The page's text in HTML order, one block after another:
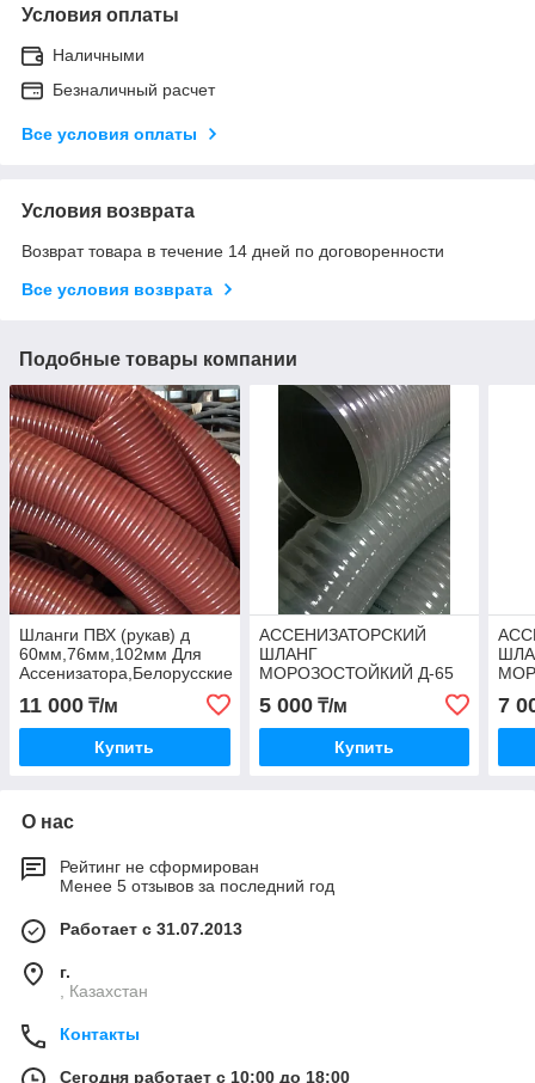
Условия оплаты
Наличными
Безналичный расчет
Все условия оплаты
Условия возврата
Возврат товара в течение 14 дней по договоренности
Все условия возврата
Подобные товары компании
Шланги ПВХ (рукав) д
60мм,76мм,102мм Для
Ассенизатора,Белорусские
11 000 ₸/м
Купить
АССЕНИЗАТОРСКИЙ
ШЛАНГ
МОРОЗОСТОЙКИЙ Д-65
Д-50мм -40+55
5 000₸/м
Купить
7
О нас
Рейтинг не сформирован
Менее 5 отзывов за последний год
Работает с 31.07.2013
г.
, Казахстан
Контакты
Сегодня работает с 10:00 до 18:00